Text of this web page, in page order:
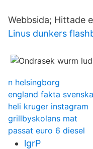
Webbsida; Hittade
Linus dunkers
n helsingborg
england fakta svenska
heli kruger instagram
grillbyskolans mat
passat euro 6 diesel
lgrP